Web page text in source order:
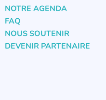
NOTRE AGENDA
FAQ
NOUS SOUTENIR
DEVENIR PARTENAIRE